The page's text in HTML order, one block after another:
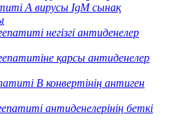
А вирусы IgM сынақ
негізгі антиденелер
қарсы антиденелер
В конвертінің антиген
антиденелерінің беткі